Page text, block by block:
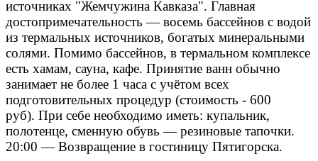
источниках "Жемчужина Кавказа". Главная
достопримечательность — восемь бассейнов с водой
из термальных источников, богатых минеральными
солями. Помимо бассейнов, в термальном комплексе
есть хамам, сауна, кафе. Принятие ванн обычно
занимает не более 1 часа с учётом всех
подготовительных процедур (стоимость - 600
руб). При себе необходимо иметь: купальник,
полотенце, сменную обувь — резиновые тапочки.
20:00 — Возвращение в гостиницу Пятигорска.